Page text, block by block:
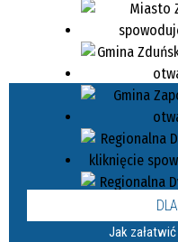
Jak